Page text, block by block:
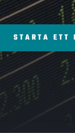
STARTA ETT